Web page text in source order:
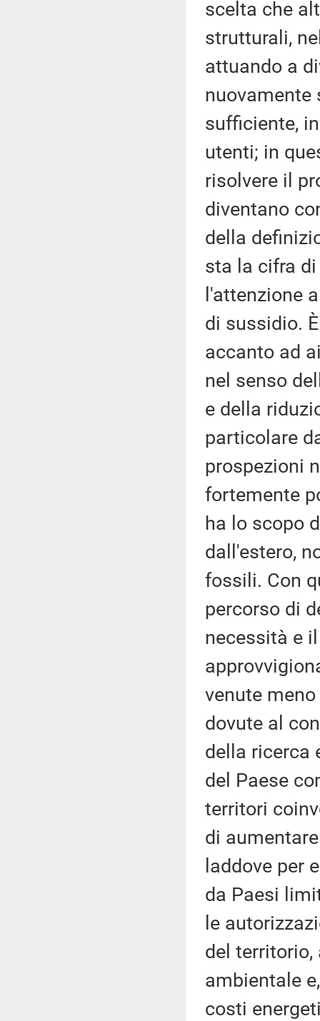
scelta che
strutturali,
attuando a
nuovamente
sufficiente,
utenti; in
risolvere il
diventano
della
sta la cifra
l'attenzione
di sussidio.
accanto ad
nel senso
e della
particolare
prospezioni
fortemente
ha lo scopo
dall'estero,
fossili. Con
percorso di
necessità e
venute
dovute al
della ricerca
del Paese
territori
di
laddove per
da Paesi
le
del
ambientale
costi